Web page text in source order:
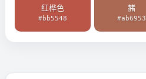
红桦色
#bb5548
赭
#ab6953